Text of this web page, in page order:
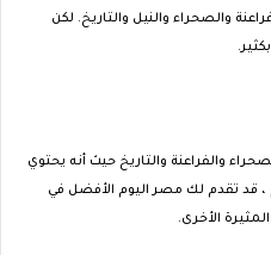
والصحراء والنيل والتاريخ. لكن
والفراعنة والتاريخ حيث أنه يحتوي
، قد تقدم لك مصر اليوم الأفضل في
الأخرى.